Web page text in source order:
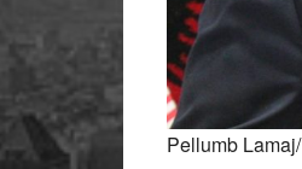
Pellumb Lamaj/